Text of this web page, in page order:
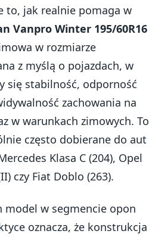
to, jak realnie pomaga w
Vanpro Winter 195/60R16
w rozmiarze
z myślą o pojazdach, w
się stabilność, odporność
zachowania na
w warunkach zimowych. To
często dobierane do aut
Klasa C (204), Opel
czy Fiat Doblo (263).
model w segmencie opon
oznacza, że konstrukcja